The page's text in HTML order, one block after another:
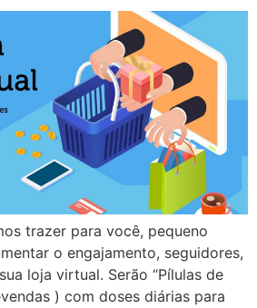
trazer para você, pequeno
o engajamento, seguidores,
loja virtual. Serão “Pílulas de
) com doses diárias para